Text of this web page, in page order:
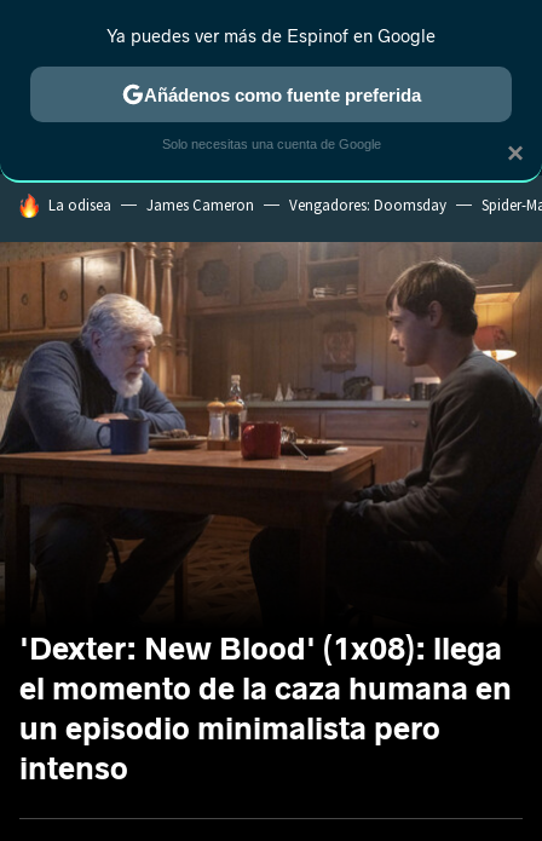
MENÚ NUEVO
ESTRENOS REALITY ANIME RANKINGS CINE
HOY SE HABLA DE
La odisea James Cameron Vengadores: Doomsday Spider-
'Dexter: New Blood' (1x08): llega
el momento de la caza humana en
un episodio minimalista pero
intenso
×
Ya puedes ver más de Espinof en Google
Añádenos como fuente preferida
Solo necesitas una cuenta de Google